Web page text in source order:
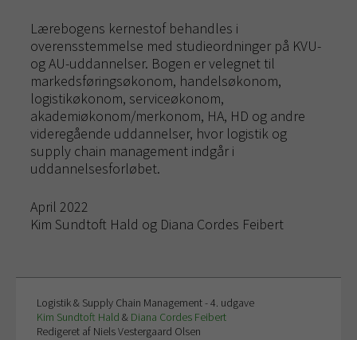
Lærebogens kernestof behandles i
overensstemmelse med studieordninger på KVU-
og AU-uddannelser. Bogen er velegnet til
markedsføringsøkonom, handelsøkonom,
logistikøkonom, serviceøkonom,
akademiøkonom/merkonom, HA, HD og andre
videregående uddannelser, hvor logistik og
supply chain management indgår i
uddannelsesforløbet.
April 2022
Kim Sundtoft Hald og Diana Cordes Feibert
Logistik & Supply Chain Management - 4. udgave
Kim Sundtoft Hald & Diana Cordes Feibert
Redigeret af Niels Vestergaard Olsen